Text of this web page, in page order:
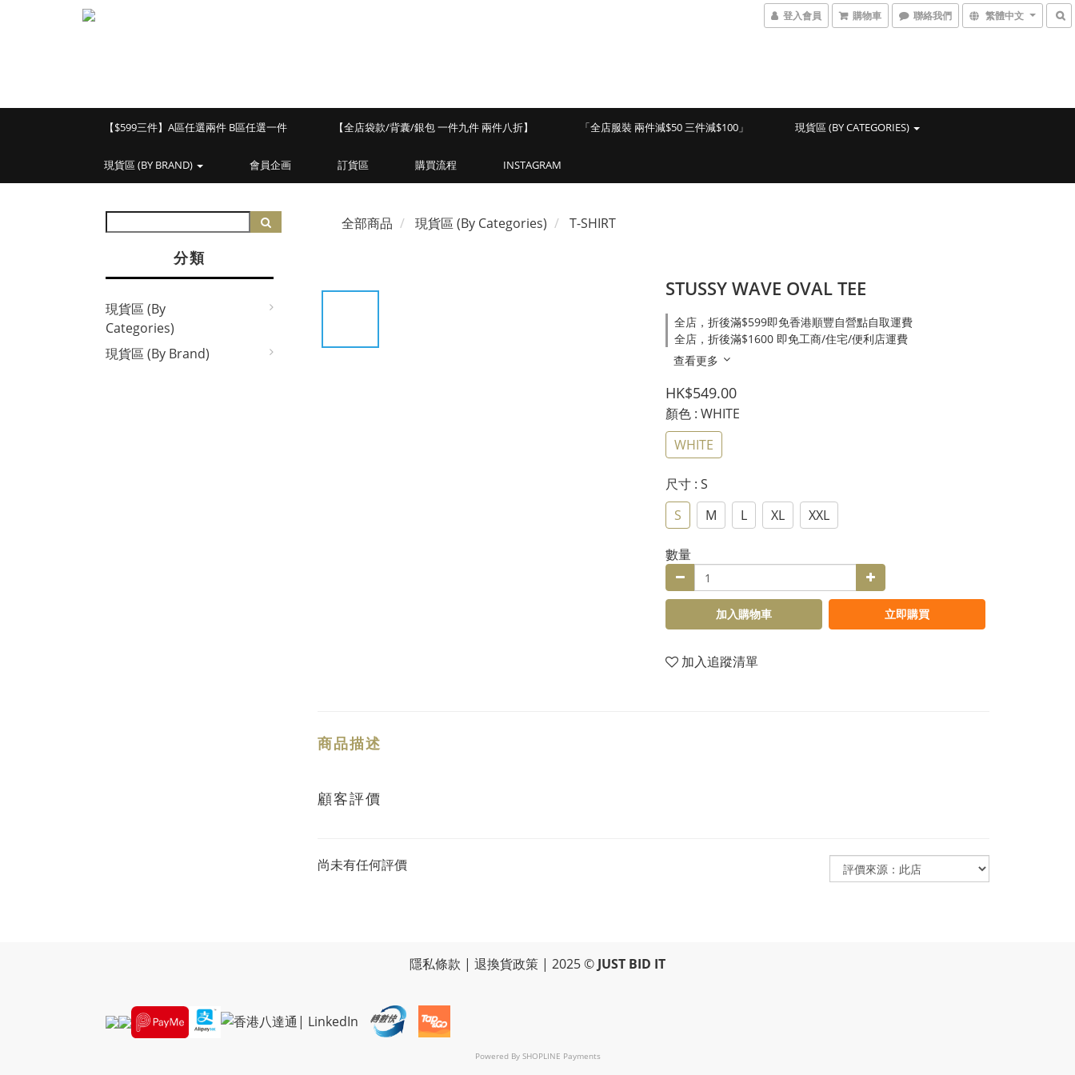
登入會員 購物車 聯絡我們 繁體中文
【$599三件】A區任選兩件 B區任選一件 【全店袋款/背囊/銀包 一件九件 兩件八折】 「全店服裝 兩件減$50 三件減$100」 現貨區 (BY CATEGORIES)
現貨區 (BY BRAND) 會員企画 訂貨區 購買流程 INSTAGRAM
分類
現貨區 (By
Categories)
現貨區 (By Brand)
全部商品 現貨區 (By Categories) T-SHIRT
STUSSY WAVE OVAL TEE
全店，折後滿$599即免香港順豐自營點自取運費
全店，折後滿$1600 即免工商/住宅/便利店運費
查看更多
HK$549.00
顏色 : WHITE
WHITE
尺寸 : S
S
M L XL XXL
數量
加入購物車 立即購買
加入追蹤清單
商品描述
顧客評價
尚未有任何評價
隱私條款 | 退換貨政策 | 2025 © JUST BID IT
Powered By SHOPLINE Payments